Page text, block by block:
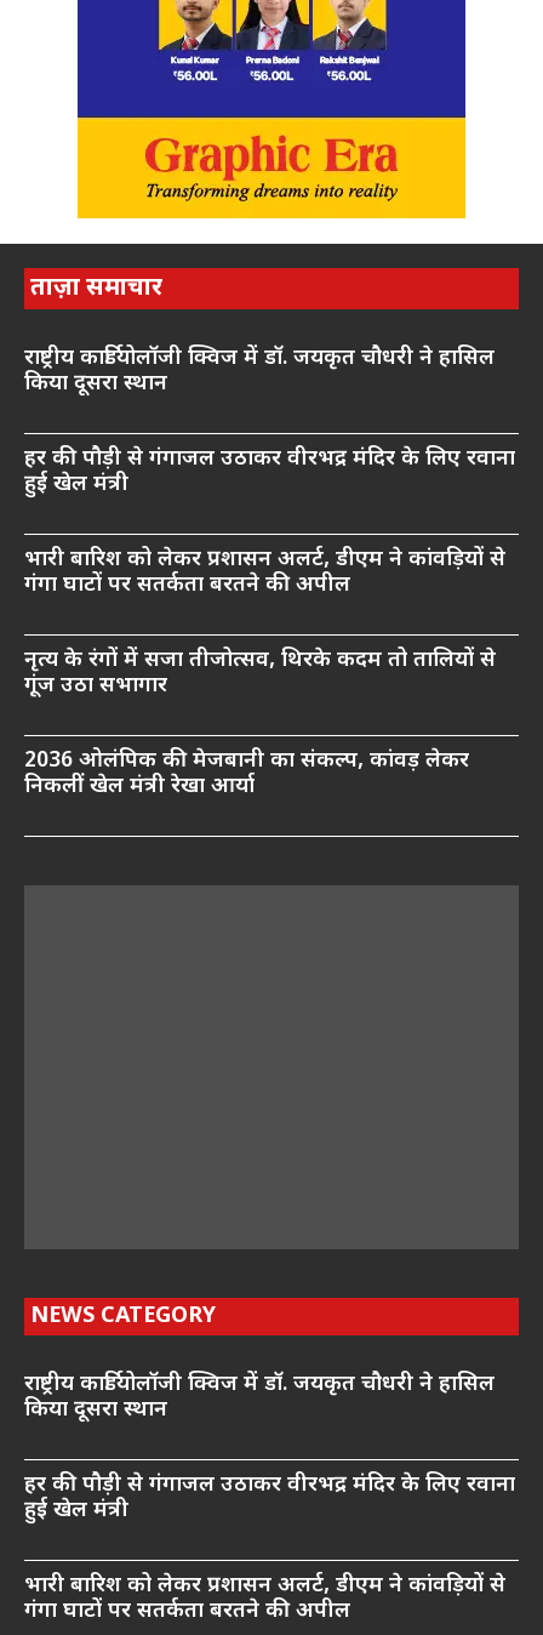
ताज़ा समाचार
राष्ट्रीय कार्डियोलॉजी क्विज में डॉ. जयकृत चौधरी ने हासिल
किया दूसरा स्थान
हर की पौड़ी से गंगाजल उठाकर वीरभद्र मंदिर के लिए रवाना
हुई खेल मंत्री
भारी बारिश को लेकर प्रशासन अलर्ट, डीएम ने कांवड़ियों से
गंगा घाटों पर सतर्कता बरतने की अपील
नृत्य के रंगों में सजा तीजोत्सव, थिरके कदम तो तालियों से
गूंज उठा सभागार
2036 ओलंपिक की मेजबानी का संकल्प, कांवड़ लेकर
निकलीं खेल मंत्री रेखा आर्या
NEWS CATEGORY
राष्ट्रीय कार्डियोलॉजी क्विज में डॉ. जयकृत चौधरी ने हासिल
किया दूसरा स्थान
हर की पौड़ी से गंगाजल उठाकर वीरभद्र मंदिर के लिए रवाना
हुई खेल मंत्री
भारी बारिश को लेकर प्रशासन अलर्ट, डीएम ने कांवड़ियों से
गंगा घाटों पर सतर्कता बरतने की अपील